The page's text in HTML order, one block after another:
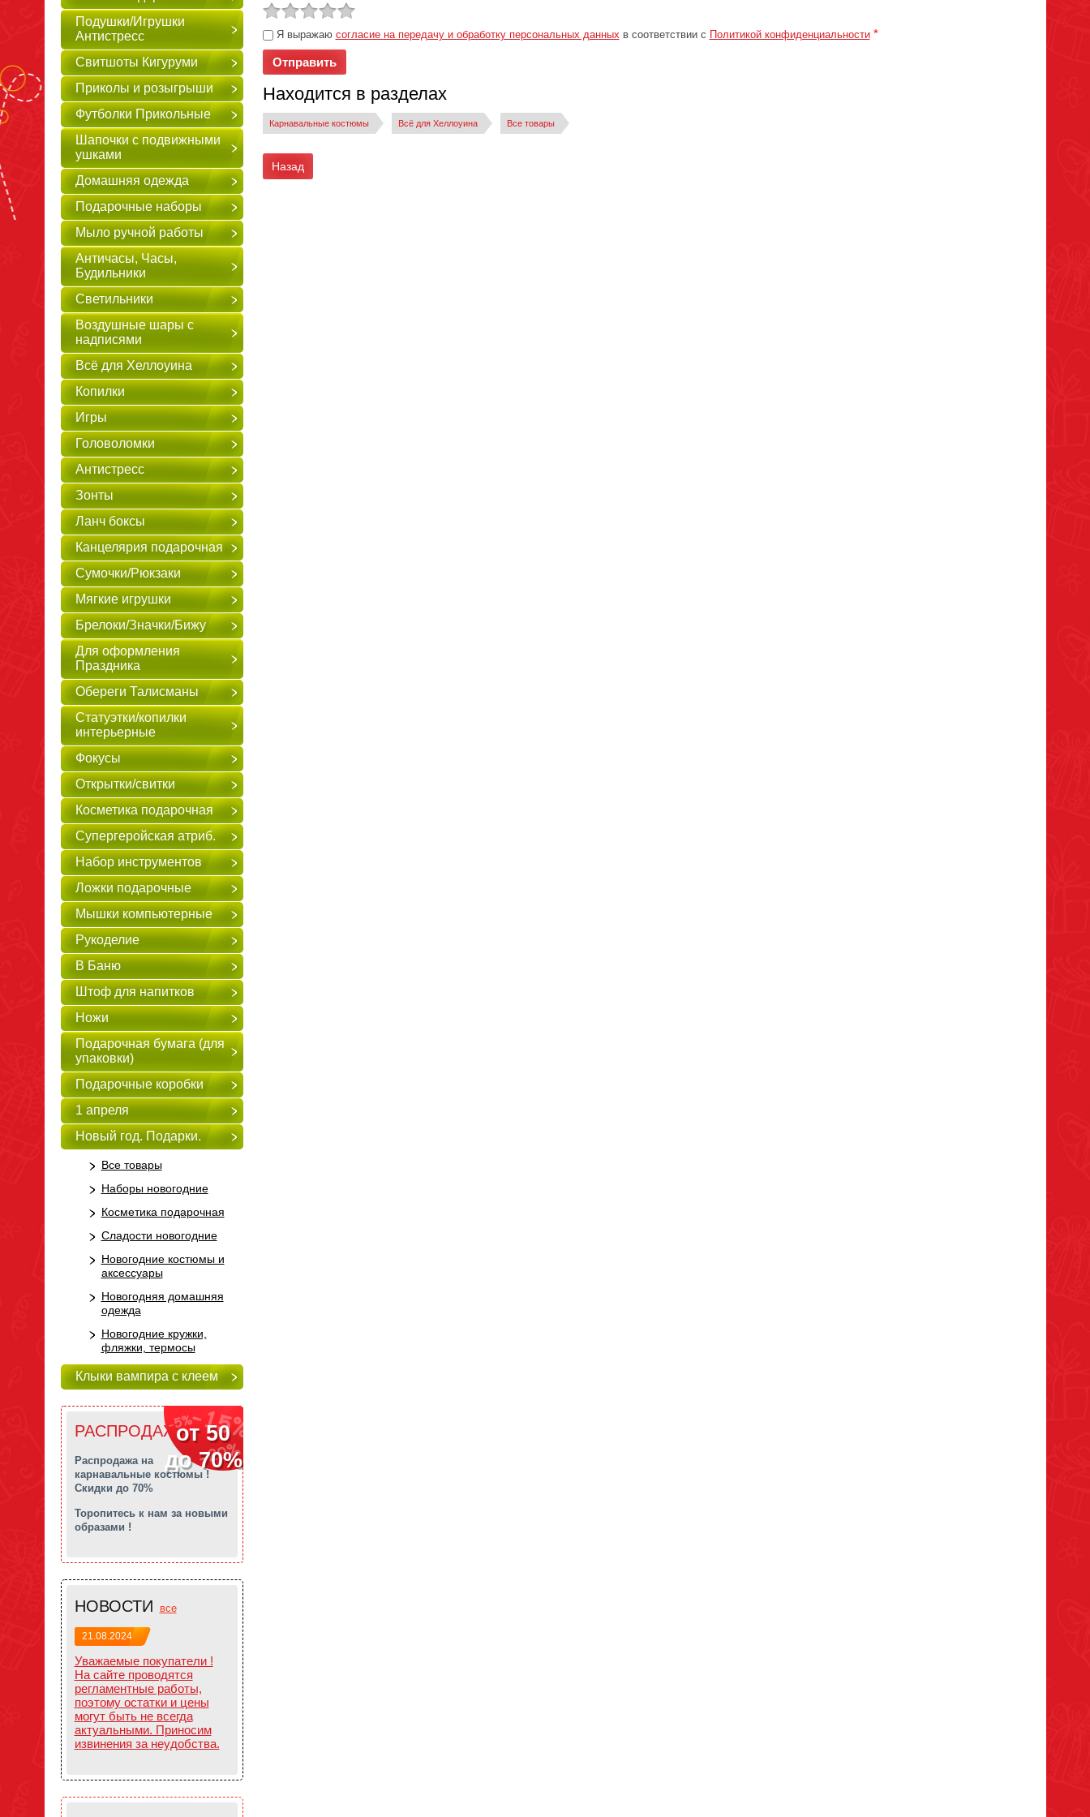
Подушки/Игрушки
Антистресс
Свитшоты Кигуруми
Приколы и розыгрыши
Футболки Прикольные
Шапочки с подвижными
ушками
Домашняя одежда
Подарочные наборы
Мыло ручной работы
Античасы, Часы,
Будильники
Светильники
Воздушные шары с
надписями
Всё для Хеллоуина
Копилки
Игры
Головоломки
Антистресс
Зонты
Ланч боксы
Канцелярия подарочная
Сумочки/Рюкзаки
Мягкие игрушки
Брелоки/Значки/Бижу
Для оформления
Праздника
Обереги Талисманы
Статуэтки/копилки
интерьерные
Фокусы
Открытки/свитки
Косметика подарочная
Супергеройская атриб.
Набор инструментов
Ложки подарочные
Мышки компьютерные
Рукоделие
В Баню
Штоф для напитков
Ножи
Подарочная бумага (для
упаковки)
Подарочные коробки
1 апреля
Новый год. Подарки.
Все товары
Наборы новогодние
Косметика подарочная
Сладости новогодние
Новогодние костюмы и
аксессуары
Новогодняя домашняя
одежда
Новогодние кружки,
фляжки, термосы
Клыки вампира с клеем
от 50
до 70%
РАСПРОДАЖА!!!
Распродажа на
карнавальные костюмы !
Скидки до 70%
Торопитесь к нам за новыми
образами !
НОВОСТИ все
21.08.2024
Уважаемые покупатели !
На сайте проводятся
регламентные работы,
поэтому остатки и цены
могут быть не всегда
актуальными. Приносим
извинения за неудобства.
Я выражаю согласие на передачу и обработку персональных данных в соответствии с Политикой конфиденциальности *
Находится в разделах
Карнавальные костюмы Всё для Хеллоуина Все товары
Назад